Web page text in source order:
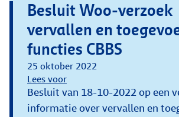
Besluit Woo-verzoek
vervallen en
functies CBBS
25 oktober 2022
Lees voor
Besluit van 18-10-2022 op een
informatie over vervallen en